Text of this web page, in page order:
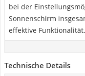
bei der
Sonnenschirm
effektive Funktionalität.
Technische Details